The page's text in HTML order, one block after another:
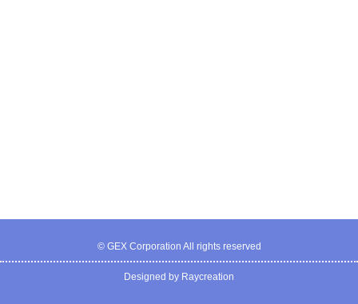
© GEX Corporation All rights reserved
Designed by Raycreation